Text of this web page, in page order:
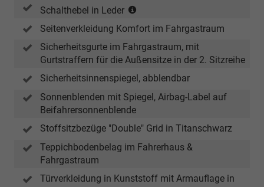
Schalthebel in Leder
mit
Handschaltung)
Seitenverkleidung Komfort im Fahrgastraum
Sicherheitsgurte im Fahrgastraum, mit
Gurtstraffern für die Außensitze in der 2. Sitzreihe
Sicherheitsinnenspiegel, abblendbar
Sonnenblenden mit Spiegel, Airbag-Label auf
Beifahrersonnenblende
Stoffsitzbezüge "Double" Grid in Titanschwarz
Teppichbodenbelag im Fahrerhaus &
Fahrgastraum
Türverkleidung in Kunststoff mit Armauflage in